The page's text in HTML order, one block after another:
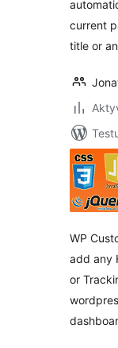
current
title or
WP
add any
or